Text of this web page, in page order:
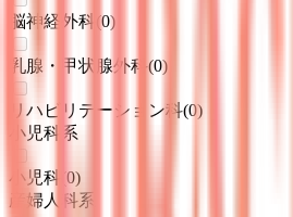
脳神経外科 (0)
乳腺・甲状腺外科(0)
リハビリテーション科(0)
小児科系
小児科 (0)
産婦人科系